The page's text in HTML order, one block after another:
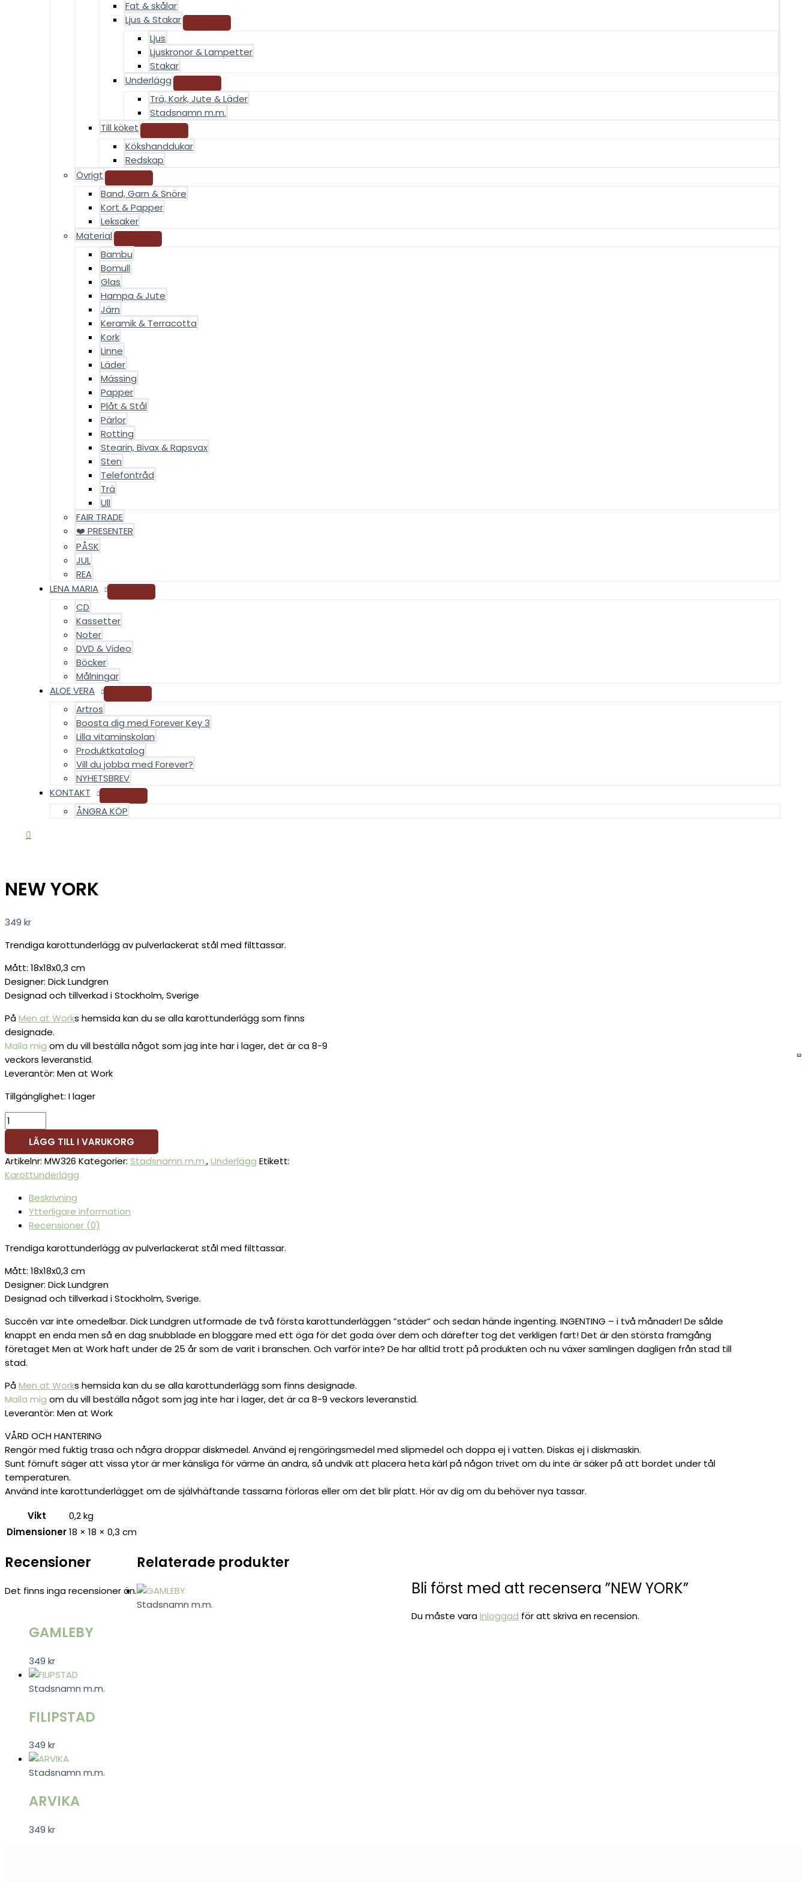
Fat & skålar
Ljus & Stakar
Ljus
Ljuskronor & Lampetter
Stakar
Underlägg
Trä, Kork, Jute & Läder
Stadsnamn m.m.
Till köket
Kökshanddukar
Redskap
Övrigt
Band, Garn & Snöre
Kort & Papper
Leksaker
Material
Bambu
Bomull
Glas
Hampa & Jute
Järn
Keramik & Terracotta
Kork
Linne
Läder
Mässing
Papper
Plåt & Stål
Pärlor
Rotting
Stearin, Bivax & Rapsvax
Sten
Telefontråd
Trä
Ull
FAIR TRADE
❤️ PRESENTER
PÅSK
JUL
REA
LENA MARIA
CD
Kassetter
Noter
DVD & Video
Böcker
Målningar
ALOE VERA
Artros
Boosta dig med Forever Key 3
Lilla vitaminskolan
Produktkatalog
Vill du jobba med Forever?
NYHETSBREV
KONTAKT
ÅNGRA KÖP
0
NEW YORK
349 kr
Trendiga karottunderlägg av pulverlackerat stål med filttassar.
Mått: 18x18x0,3 cm
Designer: Dick Lundgren
Designad och tillverkad i Stockholm, Sverige
PåMen at Works hemsida kan du se alla karottunderlägg som finns
designade.
Maila mig om du vill beställa något som jag inte har i lager, det är ca 8-9
veckors leveranstid.
Leverantör: Men at Work
Tillgänglighet: I lager
LÄGG TILL I VARUKORG
Artikelnr: MW326 Kategorier: Stadsnamn m.m.,Underlägg Etikett:
Karottunderlägg
Beskrivning
Ytterligare information
Recensioner (0)
Trendiga karottunderlägg av pulverlackerat stål med filttassar.
Mått: 18x18x0,3 cm
Designer: Dick Lundgren
Designad och tillverkad i Stockholm, Sverige.
Succén var inte omedelbar. Dick Lundgren utformade de två första karottunderläggen ”städer” och sedan hände ingenting. INGENTING – i två månader! De sålde
knappt en enda men så en dag snubblade en bloggare med ett öga för det goda över dem och därefter tog det verkligen fart! Det är den största framgång
företaget Men at Work haft under de 25 år som de varit i branschen. Och varför inte? De har alltid trott på produkten och nu växer samlingen dagligen från stad till
stad.
PåMen at Works hemsida kan du se alla karottunderlägg som finns designade.
Maila mig om du vill beställa något som jag inte har i lager, det är ca 8-9 veckors leveranstid.
Leverantör: Men at Work
VÅRD OCH HANTERING
Rengör med fuktig trasa och några droppar diskmedel. Använd ej rengöringsmedel med slipmedel och doppa ej i vatten. Diskas ej i diskmaskin.
Sunt förnuft säger att vissa ytor är mer känsliga för värme än andra, så undvik att placera heta kärl på någon trivet om du inte är säker på att bordet under tål
temperaturen.
Använd inte karottunderlägget om de självhäftande tassarna förloras eller om det blir platt. Hör av dig om du behöver nya tassar.
Vikt
0,2 kg
Dimensioner18 × 18 × 0,3 cm
Recensioner
Det finns inga recensioner än. Bli först med att recensera ”NEW YORK”
Du måste varainloggad för att skriva en recension.
Relaterade produkter
Stadsnamn m.m.
GAMLEBY
349 kr
Stadsnamn m.m.
FILIPSTAD
349 kr
Stadsnamn m.m.
ARVIKA
349 kr